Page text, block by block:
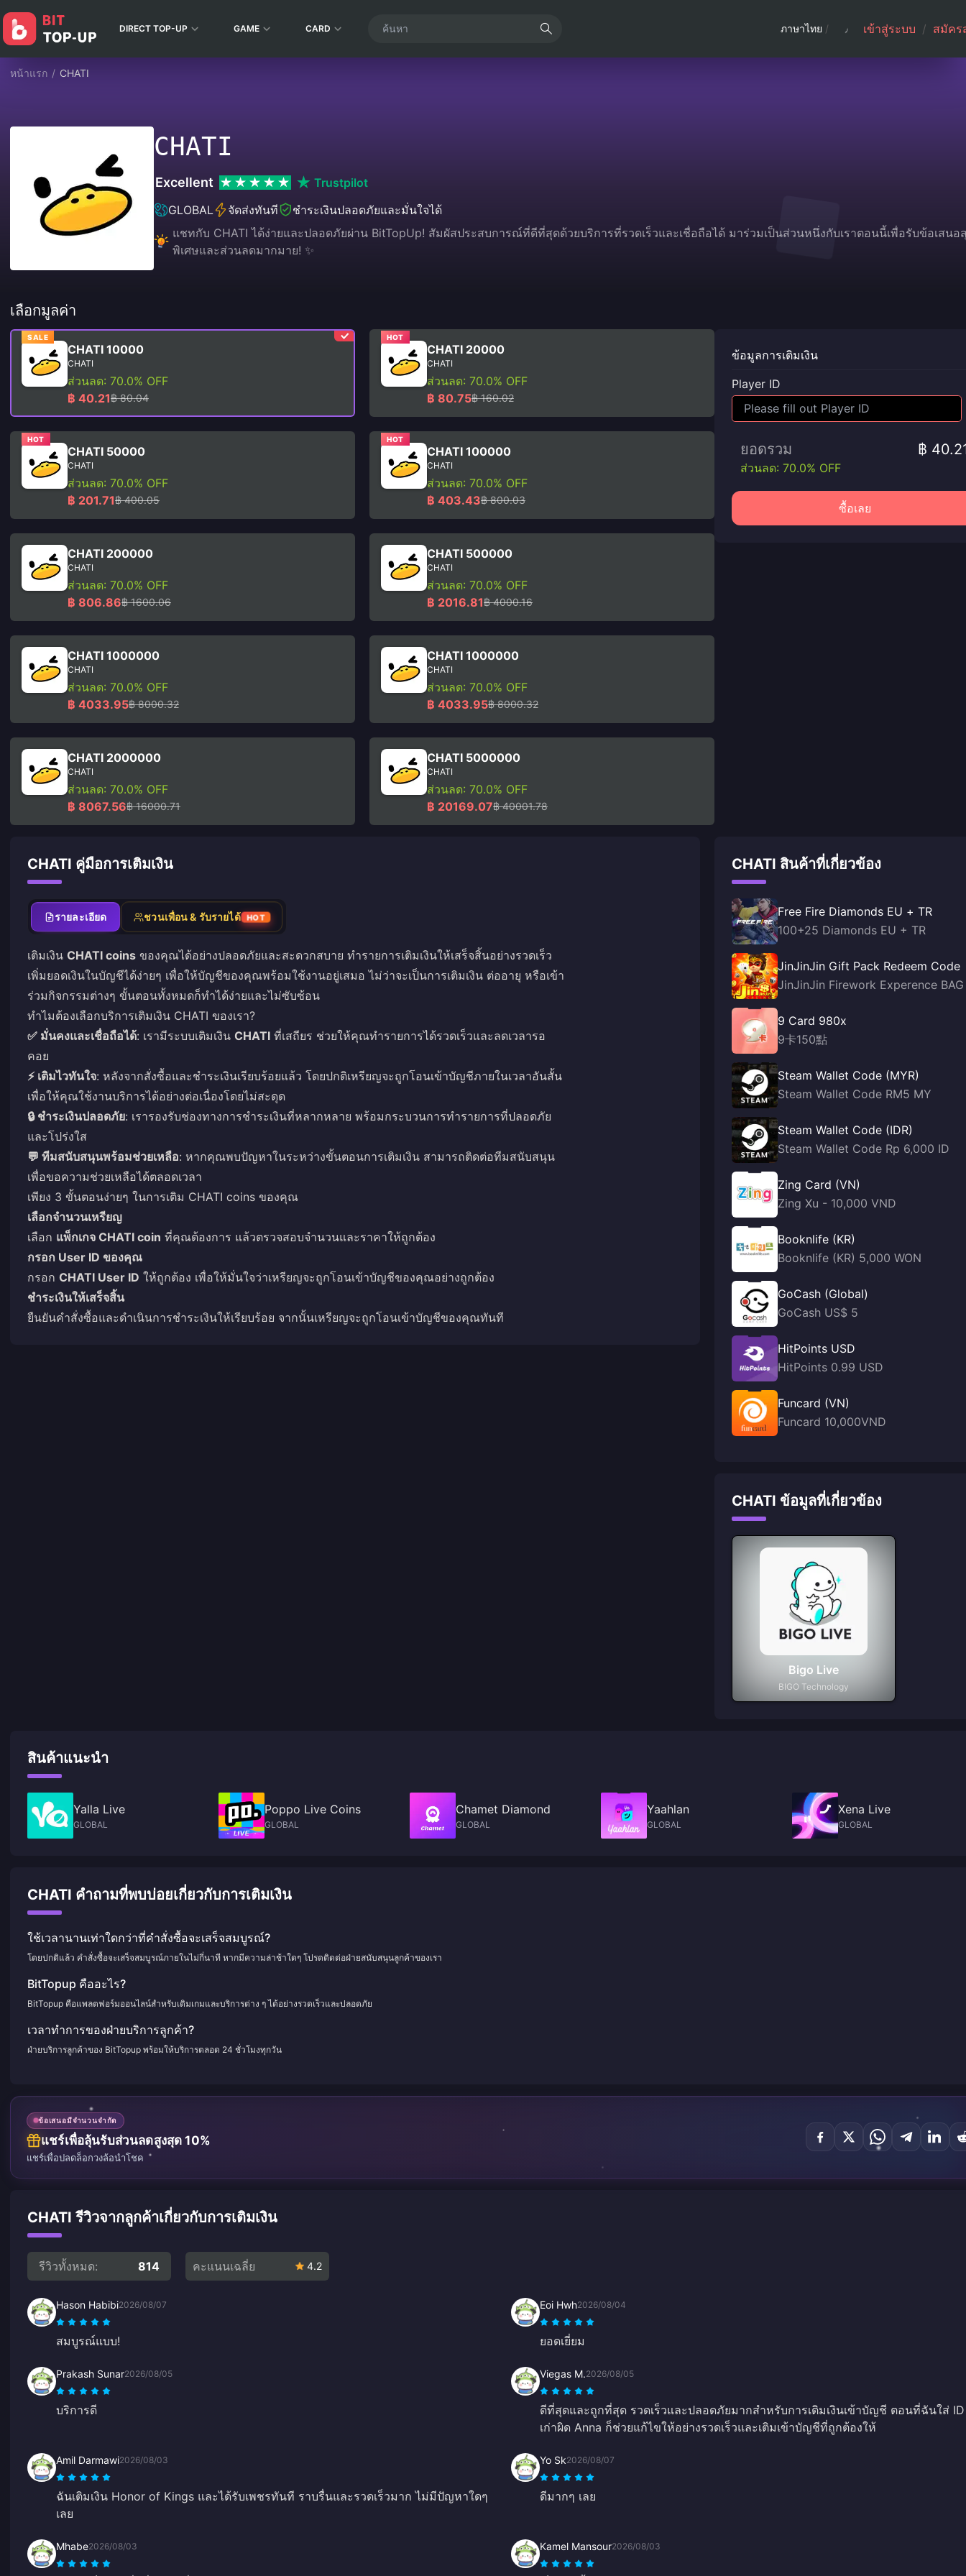
DIRECT TOP-UP GAME CARD ภาษาไทย / เข้าสู่ระบบ / สมัคร
หน้าแรก / CHATI
CHATI
Excellent
Trustpilot
GLOBAL
จัดส่งทันที
ชำระเงินปลอดภัยและมั่นใจได้
แชทกับ CHATI ได้ง่ายและปลอดภัยผ่าน BitTopUp! สัมผัสประสบการณ์ที่ดีที่สุดด้วยบริการที่รวดเร็วและเชื่อถือได้ มาร่วมเป็นส่วนหนึ่งกับเราตอนนี้เพื่อรับข้อเสนอ
พิเศษและส่วนลดมากมาย! ✨
เลือกมูลค่า
SALE
CHATI 10000
CHATI
ส่วนลด: 70.0% OFF
฿ 40.21฿ 80.04
HOT
CHATI 20000
CHATI
ส่วนลด: 70.0% OFF
฿ 80.75฿ 160.02
HOT
CHATI 50000
CHATI
ส่วนลด: 70.0% OFF
฿ 201.71฿ 400.05
HOT
CHATI 100000
CHATI
ส่วนลด: 70.0% OFF
฿ 403.43฿ 800.03
CHATI 200000
CHATI
ส่วนลด: 70.0% OFF
฿ 806.86฿ 1600.06
CHATI 500000
CHATI
ส่วนลด: 70.0% OFF
฿ 2016.81฿ 4000.16
CHATI 1000000
CHATI
ส่วนลด: 70.0% OFF
฿ 4033.95฿ 8000.32
CHATI 1000000
CHATI
ส่วนลด: 70.0% OFF
฿ 4033.95฿ 8000.32
CHATI 2000000
CHATI
ส่วนลด: 70.0% OFF
฿ 8067.56฿ 16000.71
CHATI 5000000
CHATI
ส่วนลด: 70.0% OFF
฿ 20169.07฿ 40001.78
ข้อมูลการเติมเงิน
Player ID
ยอดรวม ฿
ส่วนลด: 70.0% OFF
ซื้อเลย
CHATI คู่มือการเติมเงิน
รายละเอียด ชวนเพื่อน & รับรายได้ HOT
เติมเงิน CHATI coins ของคุณได้อย่างปลอดภัยและสะดวกสบาย ทำรายการเติมเงินให้เสร็จสิ้นอย่างรวดเร็ว
เพิ่มยอดเงินในบัญชีได้ง่ายๆ เพื่อให้บัญชีของคุณพร้อมใช้งานอยู่เสมอ ไม่ว่าจะเป็นการเติมเงิน ต่ออายุ หรือเข้า
ร่วมกิจกรรมต่างๆ ขั้นตอนทั้งหมดก็ทำได้ง่ายและไม่ซับซ้อน
ทำไมต้องเลือกบริการเติมเงิน CHATI ของเรา?
✅ มั่นคงและเชื่อถือได้: เรามีระบบเติมเงิน CHATI ที่เสถียร ช่วยให้คุณทำรายการได้รวดเร็วและลดเวลารอ
คอย
⚡ เติมไวทันใจ: หลังจากสั่งซื้อและชำระเงินเรียบร้อยแล้ว โดยปกติเหรียญจะถูกโอนเข้าบัญชีภายในเวลาอันสั้น
เพื่อให้คุณใช้งานบริการได้อย่างต่อเนื่องโดยไม่สะดุด
🔒 ชำระเงินปลอดภัย: เรารองรับช่องทางการชำระเงินที่หลากหลาย พร้อมกระบวนการทำรายการที่ปลอดภัย
และโปร่งใส
💬 ทีมสนับสนุนพร้อมช่วยเหลือ: หากคุณพบปัญหาในระหว่างขั้นตอนการเติมเงิน สามารถติดต่อทีมสนับสนุน
เพื่อขอความช่วยเหลือได้ตลอดเวลา
เพียง 3 ขั้นตอนง่ายๆ ในการเติม CHATI coins ของคุณ
เลือกจำนวนเหรียญ
เลือก แพ็กเกจ CHATI coin ที่คุณต้องการ แล้วตรวจสอบจำนวนและราคาให้ถูกต้อง
กรอก User ID ของคุณ
กรอก CHATI User ID ให้ถูกต้อง เพื่อให้มั่นใจว่าเหรียญจะถูกโอนเข้าบัญชีของคุณอย่างถูกต้อง
ชำระเงินให้เสร็จสิ้น
ยืนยันคำสั่งซื้อและดำเนินการชำระเงินให้เรียบร้อย จากนั้นเหรียญจะถูกโอนเข้าบัญชีของคุณทันที
CHATI สินค้าที่เกี่ยวข้อง
Free Fire Diamonds EU + TR
100+25 Diamonds EU + TR
JinJinJin Gift Pack Redeem Code
JinJinJin Firework Experence BAG
9 Card 980x
9卡150點
Steam Wallet Code (MYR)
Steam Wallet Code RM5 MY
Steam Wallet Code (IDR)
Steam Wallet Code Rp 6,000 ID
Zing Card (VN)
Zing Xu - 10,000 VND
Booknlife (KR)
Booknlife (KR) 5,000 WON
GoCash (Global)
GoCash US$ 5
HitPoints USD
HitPoints 0.99 USD
Funcard (VN)
Funcard 10,000VND
CHATI ข้อมูลที่เกี่ยวข้อง
Bigo Live
BIGO Technology
สินค้าแนะนำ
Yalla Live
GLOBAL
Poppo Live Coins
GLOBAL
Chamet Diamond
GLOBAL
Yaahlan
GLOBAL
Xena Live
GLOBAL
CHATI คำถามที่พบบ่อยเกี่ยวกับการเติมเงิน
ใช้เวลานานเท่าใดกว่าที่คำสั่งซื้อจะเสร็จสมบูรณ์?
โดยปกติแล้ว คำสั่งซื้อจะเสร็จสมบูรณ์ภายในไม่กี่นาที หากมีความล่าช้าใดๆ โปรดติดต่อฝ่ายสนับสนุนลูกค้าของเรา
BitTopup คืออะไร?
BitTopup คือแพลตฟอร์มออนไลน์สำหรับเติมเกมและบริการต่าง ๆ ได้อย่างรวดเร็วและปลอดภัย
เวลาทำการของฝ่ายบริการลูกค้า?
ฝ่ายบริการลูกค้าของ BitTopup พร้อมให้บริการตลอด 24 ชั่วโมงทุกวัน
ข้อเสนอมีจำนวนจำกัด
แชร์เพื่อลุ้นรับส่วนลดสูงสุด 10%
แชร์เพื่อปลดล็อกวงล้อนำโชค
CHATI รีวิวจากลูกค้าเกี่ยวกับการเติมเงิน
รีวิวทั้งหมด: 814 คะแนนเฉลี่ย 4.2
Hason Habibi2026/08/07
สมบูรณ์แบบ!
Eoi Hwh2026/08/04
ยอดเยี่ยม
Prakash Sunar2026/08/05
บริการดี
Viegas M.2026/08/05
ดีที่สุดและถูกที่สุด รวดเร็วและปลอดภัยมากสำหรับการเติมเงินเข้าบัญชี ตอนที่ฉันใส่ ID
เก่าผิด Anna ก็ช่วยแก้ไขให้อย่างรวดเร็วและเติมเข้าบัญชีที่ถูกต้องให้
Amil Darmawi2026/08/03
ฉันเติมเงิน Honor of Kings และได้รับเพชรทันที ราบรื่นและรวดเร็วมาก ไม่มีปัญหาใดๆ
เลย
Yo Sk2026/08/07
ดีมากๆ เลย
Mhabe2026/08/03 Kamel Mansour2026/08/03